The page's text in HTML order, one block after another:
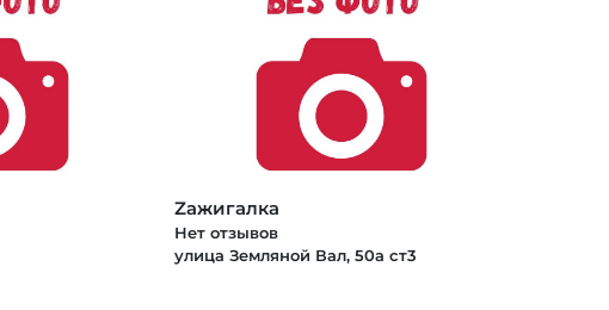
Zажигалка
Нет отзывов
улица Земляной Вал, 50а ст3